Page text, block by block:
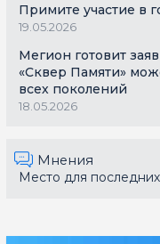
Примите участие в
19.05.2026
Мегион готовит
«Сквер Памяти»
всех поколений
18.05.2026
Мнения
Место для